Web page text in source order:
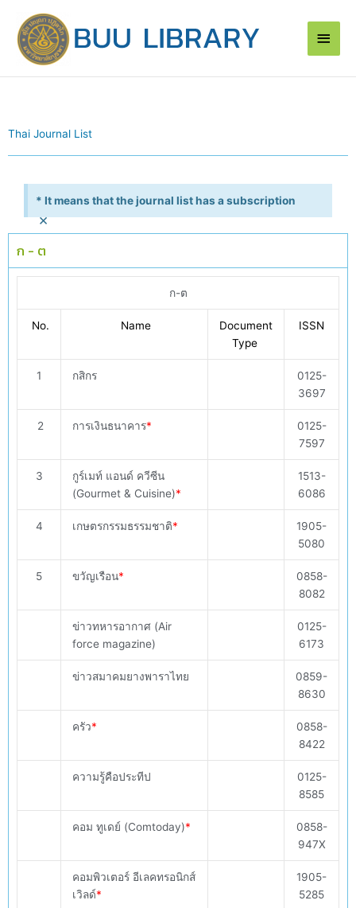
content
Main
Thai Journal List
* It means that the journal list has a subscription
×
ก - ต
ก-ต
No. Name
Document
Type
ISSN
1 กสิกร
0125-
3697
2 การเงินธนาคาร*
0125-
7597
3
กูร์เมท์ แอนด์ ควีซีน
(Gourmet & Cuisine)*
1513-
6086
4 เกษตรกรรมธรรมชาติ*
1905-
5080
5 ขวัญเรือน*
0858-
8082
ข่าวทหารอากาศ (Air
force magazine)
0125-
6173
ข่าวสมาคมยางพาราไทย
0859-
8630
ครัว*
0858-
8422
ความรู้คือประทีป
0125-
8585
คอม ทูเดย์ (Comtoday)*
0858-
947X
คอมพิวเตอร์ อีเลคทรอนิกส์
เวิลด์*
1905-
5285